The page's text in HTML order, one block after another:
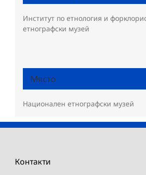
Институт по етнология и
етнографски музей
Място
Национален етнографски музей
Контакти